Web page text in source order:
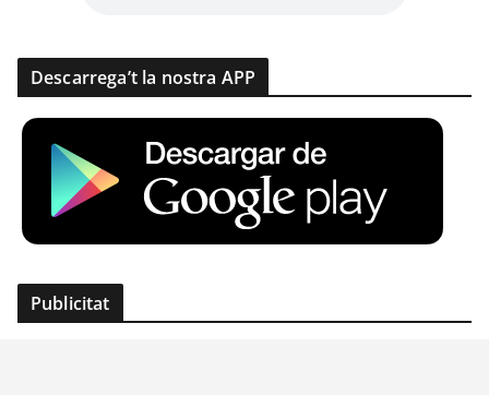
Descarrega’t la nostra APP
Publicitat